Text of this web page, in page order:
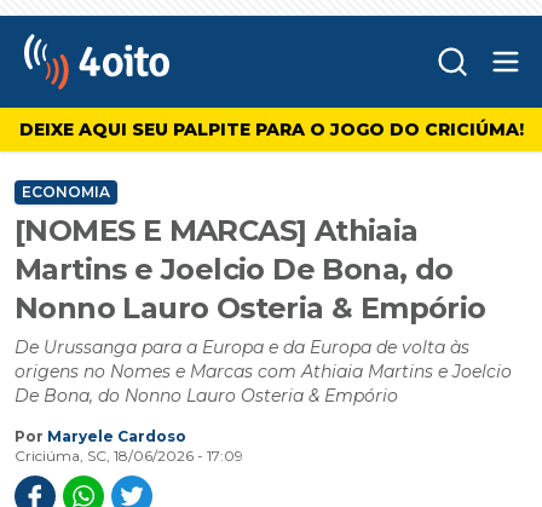
4oito
DEIXE AQUI SEU PALPITE PARA O JOGO DO CRICIÚMA!
ECONOMIA
[NOMES E MARCAS] Athiaia
Martins e Joelcio De Bona, do
Nonno Lauro Osteria & Empório
De Urussanga para a Europa e da Europa de volta às
origens no Nomes e Marcas com Athiaia Martins e Joelcio
De Bona, do Nonno Lauro Osteria & Empório
Por Maryele Cardoso
Criciúma, SC, 18/06/2026 - 17:09